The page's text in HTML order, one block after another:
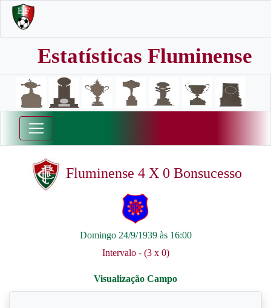
Estatísticas Fluminense
Fluminense 4 X 0 Bonsucesso
Domingo 24/9/1939 às 16:00
Intervalo - (3 x 0)